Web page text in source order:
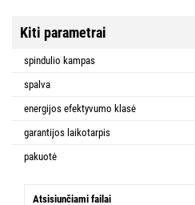
Kiti parametrai
spindulio kampas
spalva
energijos efektyvumo klasė
garantijos laikotarpis
pakuotė
Atsisiunčiami failai